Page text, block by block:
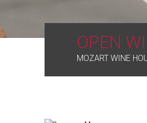
OPEN
MOZART WINE